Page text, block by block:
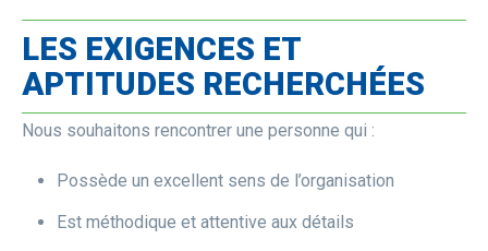
LES EXIGENCES ET
APTITUDES RECHERCHÉES
Nous souhaitons rencontrer une personne qui :
Possède un excellent sens de l’organisation
Est méthodique et attentive aux détails